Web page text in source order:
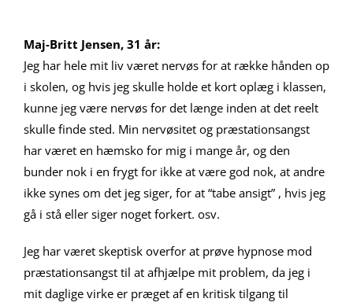
Maj-Britt Jensen, 31 år:
Jeg har hele mit liv været nervøs for at række hånden op
i skolen, og hvis jeg skulle holde et kort oplæg i klassen,
kunne jeg være nervøs for det længe inden at det reelt
skulle finde sted. Min nervøsitet og præstationsangst
har været en hæmsko for mig i mange år, og den
bunder nok i en frygt for ikke at være god nok, at andre
ikke synes om det jeg siger, for at “tabe ansigt” , hvis jeg
gå i stå eller siger noget forkert. osv.
Jeg har været skeptisk overfor at prøve hypnose mod
præstationsangst til at afhjælpe mit problem, da jeg i
mit daglige virke er præget af en kritisk tilgang til